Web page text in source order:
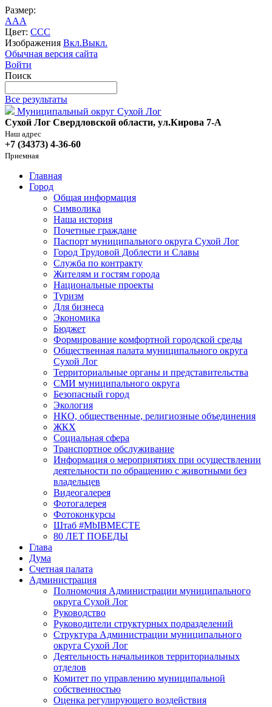
Размер:
AAA
Цвет: CCC
Изображения Вкл.Выкл.
Обычная версия сайта
Войти
Поиск
Все результаты
Муниципальный округ Сухой Лог
Сухой Лог Свердловской области, ул.Кирова 7-А
Наш адрес
+7 (34373) 4-36-60
Приемная
Главная
Город
Общая информация
Символика
Наша история
Почетные граждане
Паспорт муниципального округа Сухой Лог
Город Трудовой Доблести и Славы
Служба по контракту
Жителям и гостям города
Национальные проекты
Туризм
Для бизнеса
Экономика
Бюджет
Формирование комфортной городской среды
Общественная палата муниципального округа
Сухой Лог
Территориальные органы и представительства
СМИ муниципального округа
Безопасный город
Экология
НКО, общественные, религиозные объединения
ЖКХ
Социальная сфера
Транспортное обслуживание
Информация о мероприятиях при осуществлении
деятельности по обращению с животными без
владельцев
Видеогалерея
Фотогалерея
Фотоконкурсы
Штаб #MbIBMECTE
80 ЛЕТ ПОБЕДЫ
Глава
Дума
Счетная палата
Администрация
Полномочия Администрации муниципального
округа Сухой Лог
Руководство
Руководители структурных подразделений
Структура Администрации муниципального
округа Сухой Лог
Деятельность начальников территориальных
отделов
Комитет по управлению муниципальной
собственностью
Оценка регулирующего воздействия